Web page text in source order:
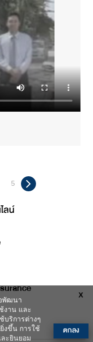
5
ลน์
X
พัฒนา
งาน และ
บริการต่างๆ
งขึ้น การใช้
ะยินยอม
ตกลง